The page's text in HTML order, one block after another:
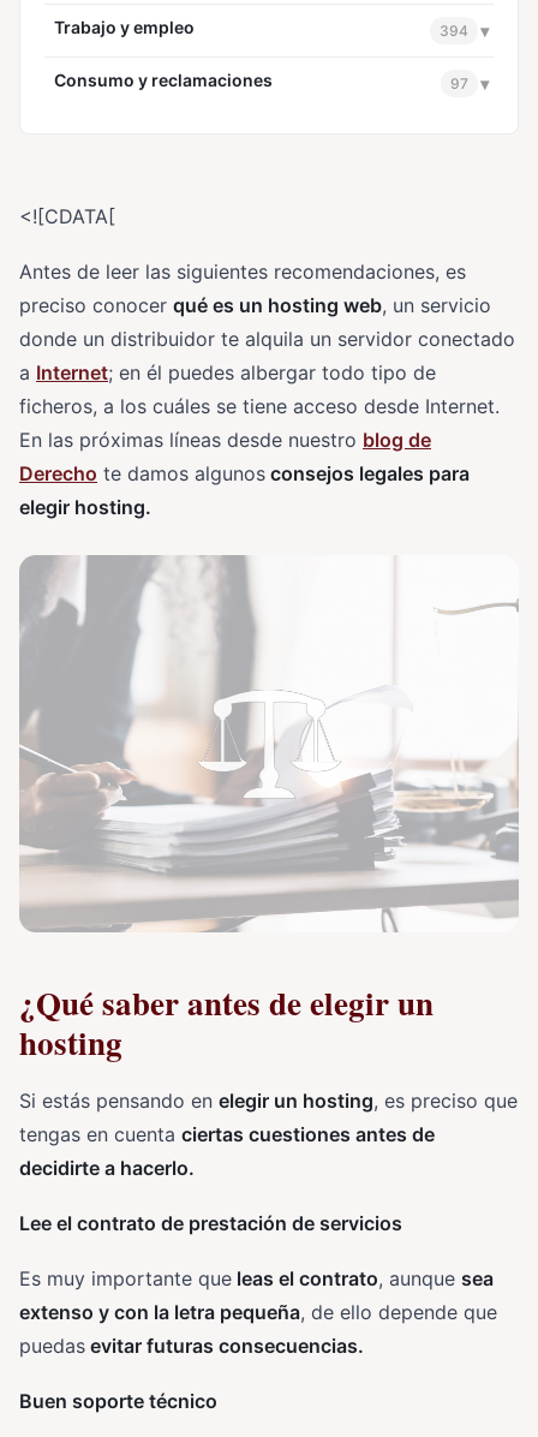
Trabajo y empleo 394 ▾
Consumo y reclamaciones 97 ▾
<![CDATA[
Antes de leer las siguientes recomendaciones, es
preciso conocer qué es un hosting web, un servicio
donde un distribuidor te alquila un servidor conectado
a Internet; en él puedes albergar todo tipo de
ficheros, a los cuáles se tiene acceso desde Internet.
En las próximas líneas desde nuestro blog de
Derecho te damos algunos consejos legales para
elegir hosting.
¿Qué saber antes de elegir un
hosting
Si estás pensando en elegir un hosting, es preciso que
tengas en cuenta ciertas cuestiones antes de
decidirte a hacerlo.
Lee el contrato de prestación de servicios
Es muy importante que leas el contrato, aunque sea
extenso y con la letra pequeña, de ello depende que
puedas evitar futuras consecuencias.
Buen soporte técnico